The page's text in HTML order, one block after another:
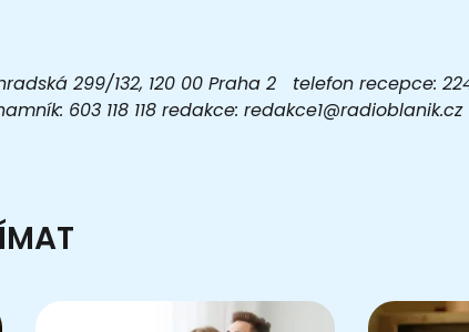
299/132, 120 00 Praha 2 telefon recepce:
603 118 118 redakce: redakce1@radioblanik.cz